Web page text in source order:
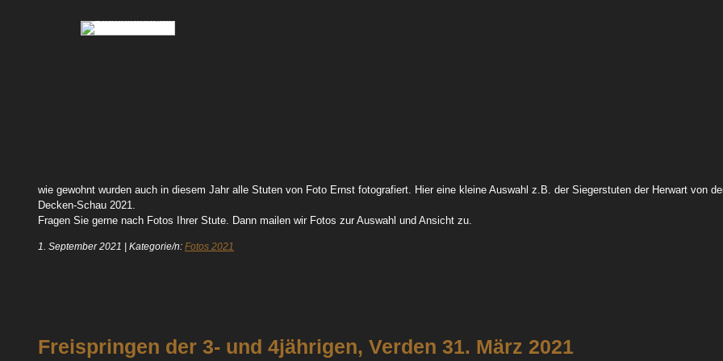
61 Va Pensiera 05
64 Vicky 01
wie gewohnt wurden auch in diesem Jahr alle Stuten von Foto Ernst fotografiert. Hier eine kleine Auswahl z.B. der Siegerstuten der Herwart von
Decken-Schau 2021.
Fragen Sie gerne nach Fotos Ihrer Stute. Dann mailen wir Fotos zur Auswahl und Ansicht zu.
1. September 2021 | Kategorie/n: Fotos 2021
Freispringen der 3- und 4jährigen, Verden 31. März 2021